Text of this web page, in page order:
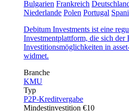
Bulgarien Frankreich
Niederlande Polen Portugal
Debitum Investments ist eine
Investmentplattform, die sich der
Investitionsmöglichkeiten in
widmet.
Branche
KMU
Typ
P2P-Kreditvergabe
Mindestinvestition €10